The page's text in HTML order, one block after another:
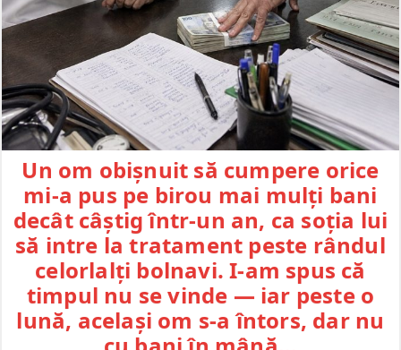
Un om obișnuit să cumpere orice
mi-a pus pe birou mai mulți bani
decât câștig într-un an, ca soția lui
să intre la tratament peste rândul
celorlalți bolnavi. I-am spus că
timpul nu se vinde — iar peste o
lună, același om s-a întors, dar nu